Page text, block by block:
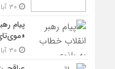
۳۰ آبان ۱۴۰۴ - ۲۰:۵۸
پیام
۳۰ آبان ۱۴۰۴ - ۲۰:۴۲